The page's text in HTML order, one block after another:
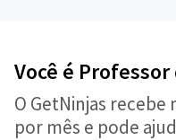
Você é Professor
O GetNinjas recebe
por mês e pode